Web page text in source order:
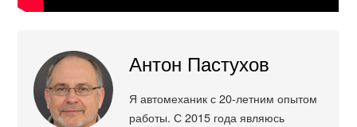
Антон Пастухов
Я автомеханик с 20-летним опытом
работы. С 2015 года являюсь